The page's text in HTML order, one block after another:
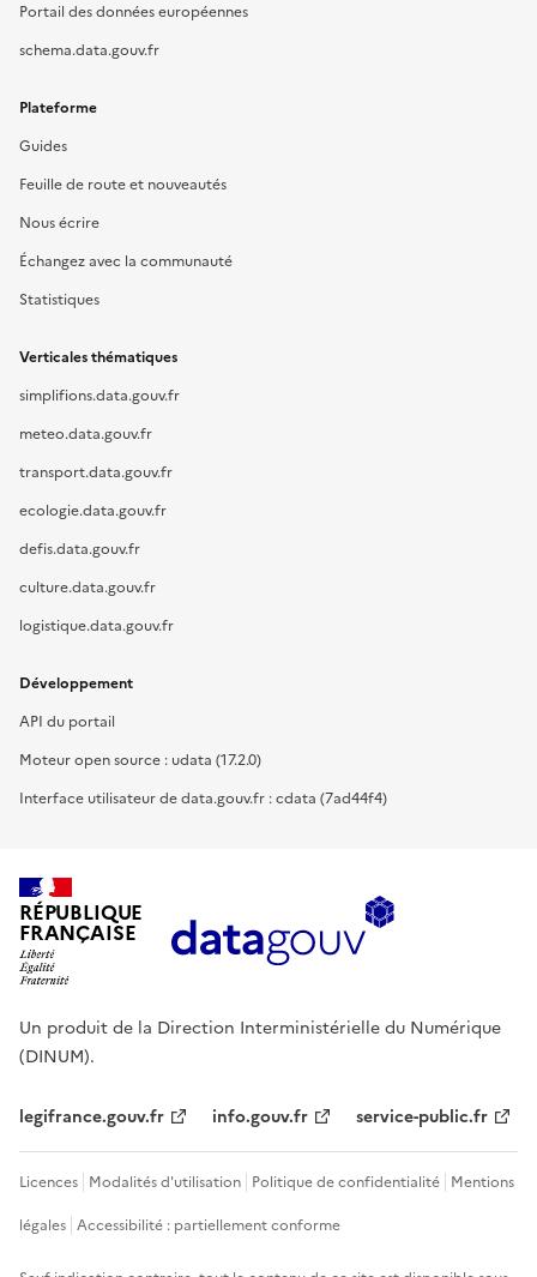
Portail des données européennes
schema.data.gouv.fr
Plateforme
Guides
Feuille de route et nouveautés
Nous écrire
Échangez avec la communauté
Statistiques
Verticales thématiques
simplifions.data.gouv.fr
meteo.data.gouv.fr
transport.data.gouv.fr
ecologie.data.gouv.fr
defis.data.gouv.fr
culture.data.gouv.fr
logistique.data.gouv.fr
Développement
API du portail
Moteur open source : udata (17.2.0)
Interface utilisateur de data.gouv.fr : cdata (7ad44f4)
RÉPUBLIQUE
FRANÇAISE
Un produit de la Direction Interministérielle du Numérique
(DINUM).
legifrance.gouv.fr info.gouv.fr service-public.fr
Licences Modalités d'utilisation Politique de confidentialité Mentions
légales Accessibilité : partiellement conforme